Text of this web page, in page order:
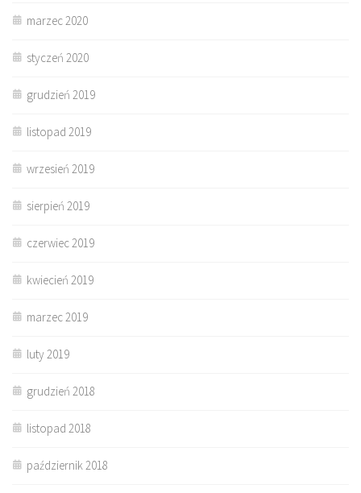
marzec 2020
styczeń 2020
grudzień 2019
listopad 2019
wrzesień 2019
sierpień 2019
czerwiec 2019
kwiecień 2019
marzec 2019
luty 2019
grudzień 2018
listopad 2018
październik 2018